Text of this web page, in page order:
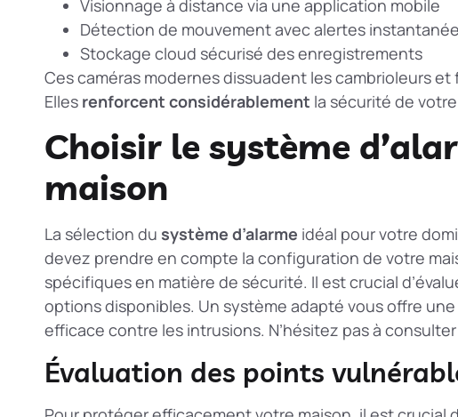
Visionnage à distance via une application mobile
Détection de mouvement avec alertes
Stockage cloud sécurisé des enregistrements
Ces caméras modernes dissuadent les cambrioleurs
Elles renforcent considérablement la sécurité de
Choisir le système
maison
La sélection du système d’alarme idéal pour votre
devez prendre en compte la configuration de votre
spécifiques en matière de sécurité. Il est crucial
options disponibles. Un système adapté vous offre
efficace contre les intrusions. N’hésitez pas à
Évaluation des points